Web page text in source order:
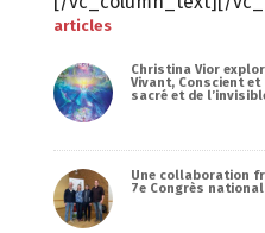
articles
Christina Vior
Vivant, Conscient
sacré et de
Une collaboration
7e Congrès